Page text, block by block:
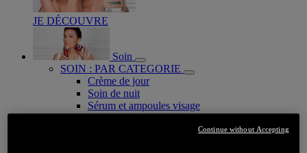
JE DÉCOUVRE
Soin
SOIN : PAR CATEGORIE
Crème de jour
Soin de nuit
Sérum et ampoules visage
Soin yeux
Continue without Accepting